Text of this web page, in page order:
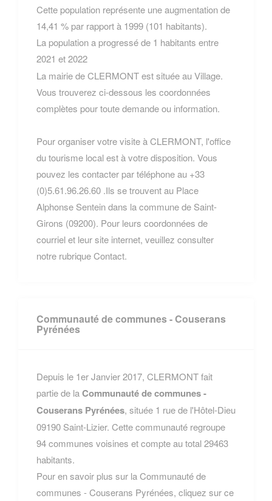
Cette population représente une augmentation de
14,41 % par rapport à 1999 (101 habitants).
La population a progressé de 1 habitants entre
2021 et 2022
La mairie de CLERMONT est située au Village.
Vous trouverez ci-dessous les coordonnées
complètes pour toute demande ou information.
Pour organiser votre visite à CLERMONT, l'office
du tourisme local est à votre disposition. Vous
pouvez les contacter par téléphone au +33
(0)5.61.96.26.60 .Ils se trouvent au Place
Alphonse Sentein dans la commune de Saint-
Girons (09200). Pour leurs coordonnées de
courriel et leur site internet, veuillez consulter
notre rubrique Contact.
Communauté de communes - Couserans
Pyrénées
Depuis le 1er Janvier 2017, CLERMONT fait
partie de laCommunauté de communes -
Couserans Pyrénées, située 1 rue de l'Hôtel-Dieu
09190 Saint-Lizier. Cette communauté regroupe
94 communes voisines et compte au total 29463
habitants.
Pour en savoir plus sur la Communauté de
communes - Couserans Pyrénées, cliquez sur ce